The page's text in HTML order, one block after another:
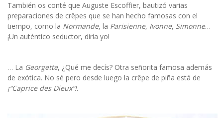
También os conté que Auguste Escoffier, bautizó varias
preparaciones de crêpes que se han hecho famosas con el
tiempo, como la Normande, la Parisienne, Ivonne, Simonne…
¡Un auténtico seductor, diría yo!
… La Georgette, ¿Qué me decís? Otra señorita famosa además
de exótica. No sé pero desde luego la crêpe de piña está de
¡“Caprice des Dieux”!.